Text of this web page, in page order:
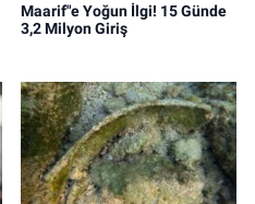
Maarif"e Yoğun İlgi! 15 Günde
3,2 Milyon Giriş